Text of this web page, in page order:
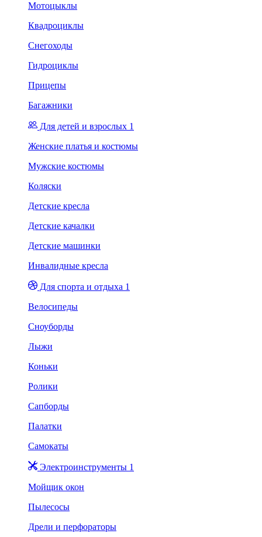
Мотоцыклы
Квадроциклы
Снегоходы
Гидроциклы
Прицепы
Багажники
Для детей и взрослых 1
Женские платья и костюмы
Мужские костюмы
Коляски
Детские кресла
Детские качалки
Детские машинки
Инвалидные кресла
Для спорта и отдыха 1
Велосипеды
Сноуборды
Лыжи
Коньки
Ролики
Сапборды
Палатки
Самокаты
Электроинструменты 1
Мойщик окон
Пылесосы
Дрели и перфораторы